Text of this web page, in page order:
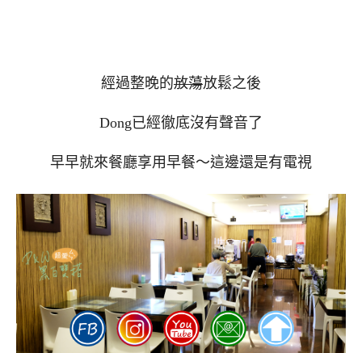
經過整晚的放蕩放鬆之後
Dong已經徹底沒有聲音了
早早就來餐廳享用早餐～這邊還是有電視